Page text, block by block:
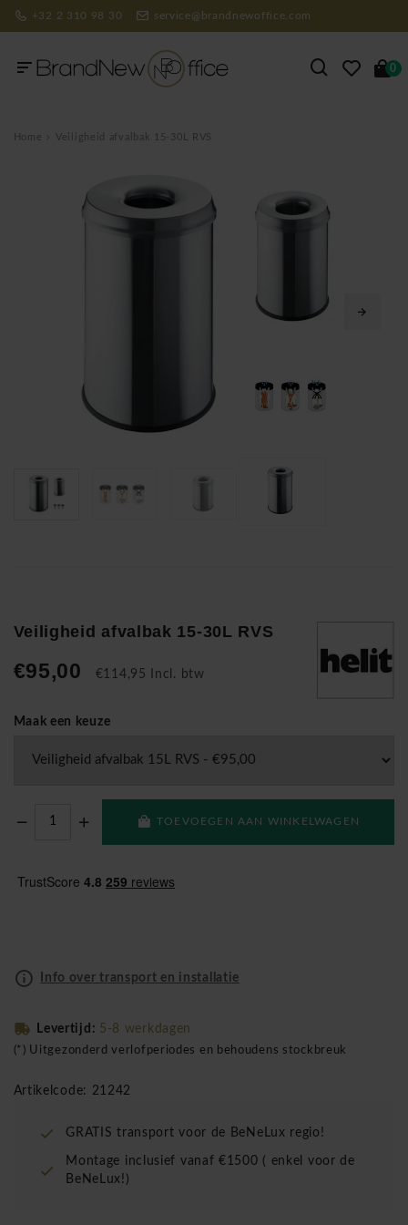
+32 2 310 98 30 service@brandnewoffice.com
0
Home Veiligheid afvalbak 15-30L RVS
Veiligheid afvalbak 15-30L RVS
€95,00 €114,95 Incl. btw
Maak een keuze
TOEVOEGEN AAN WINKELWAGEN
Info over transport en installatie
Levertijd: 5-8 werkdagen
(*) Uitgezonderd verlofperiodes en behoudens stockbreuk
Artikelcode: 21242
GRATIS transport voor de BeNeLux regio!
Montage inclusief vanaf €1500 ( enkel voor de
BeNeLux!)